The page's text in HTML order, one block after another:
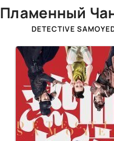
Пламенный
DETECTIVE